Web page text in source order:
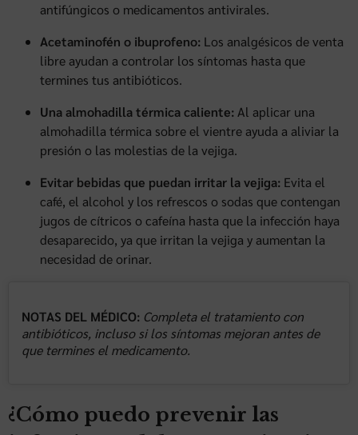
antifúngicos o medicamentos antivirales.
Acetaminofén o ibuprofeno: Los analgésicos de venta
libre ayudan a controlar los síntomas hasta que
termines tus antibióticos.
Una almohadilla térmica caliente: Al aplicar una
almohadilla térmica sobre el vientre ayuda a aliviar la
presión o las molestias de la vejiga.
Evitar bebidas que puedan irritar la vejiga: Evita el
café, el alcohol y los refrescos o sodas que contengan
jugos de cítricos o cafeína hasta que la infección haya
desaparecido, ya que irritan la vejiga y aumentan la
necesidad de orinar.
NOTAS DEL MÉDICO: Completa el tratamiento con
antibióticos, incluso si los síntomas mejoran antes de
que termines el medicamento.
¿Cómo puedo prevenir las